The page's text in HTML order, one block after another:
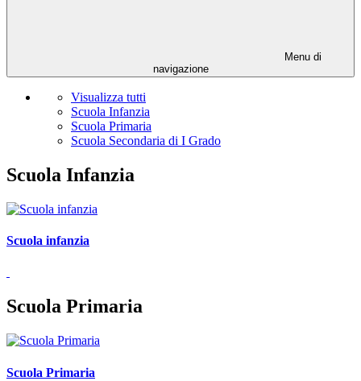
Menu di
navigazione
Visualizza tutti
Scuola Infanzia
Scuola Primaria
Scuola Secondaria di I Grado
Scuola Infanzia
Scuola infanzia
Scuola Primaria
Scuola Primaria